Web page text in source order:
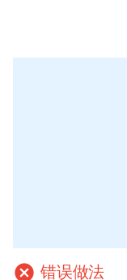
cancel 错误做法